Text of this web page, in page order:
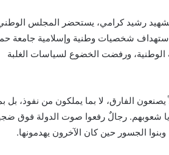
رشيد كرامي، يستحضر المجلس
شخصيات وطنية وإسلامية جامعة
ورفضت الخضوع لسياسات الغلبة
الفارق، لا بما يملكون من نفوذ، بل
شعوبهم. رجالٌ رفعوا صوت الدولة فوق
الجسور حين كان الآخرون يهدمونها.